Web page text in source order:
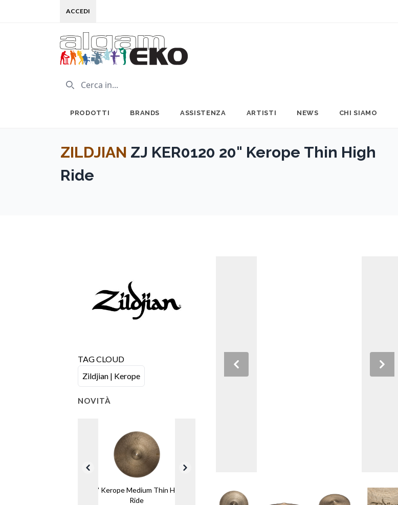
ACCEDI
PRODOTTI BRANDS ASSISTENZA ARTISTI NEWS CHI SIAMO
ZILDJIAN ZJ KER0120 20" Kerope Thin High
Ride
TAG CLOUD
Zildjian | Kerope
NOVITÀ
22" Kerope Medium Thin High
Ride
Previous Next